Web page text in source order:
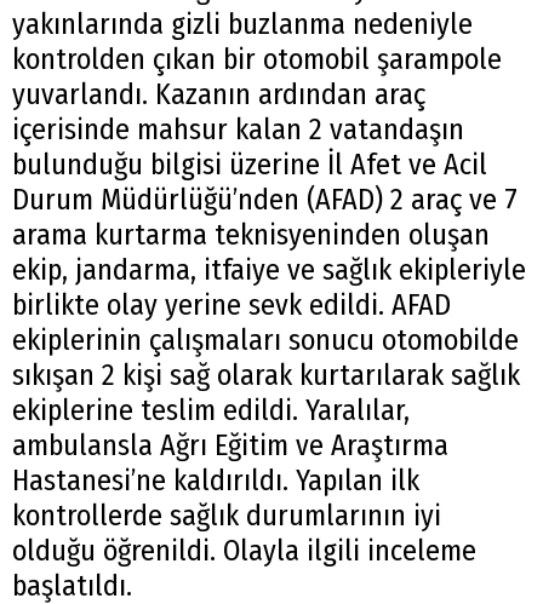
yakınlarında gizli buzlanma nedeniyle
kontrolden çıkan bir otomobil şarampole
yuvarlandı. Kazanın ardından araç
içerisinde mahsur kalan 2 vatandaşın
bulunduğu bilgisi üzerine İl Afet ve Acil
Durum Müdürlüğü’nden (AFAD) 2 araç ve 7
arama kurtarma teknisyeninden oluşan
ekip, jandarma, itfaiye ve sağlık ekipleriyle
birlikte olay yerine sevk edildi. AFAD
ekiplerinin çalışmaları sonucu otomobilde
sıkışan 2 kişi sağ olarak kurtarılarak sağlık
ekiplerine teslim edildi. Yaralılar,
ambulansla Ağrı Eğitim ve Araştırma
Hastanesi’ne kaldırıldı. Yapılan ilk
kontrollerde sağlık durumlarının iyi
olduğu öğrenildi. Olayla ilgili inceleme
başlatıldı.